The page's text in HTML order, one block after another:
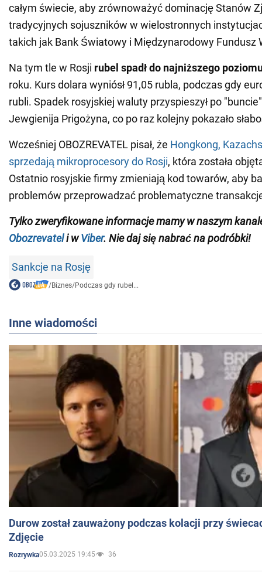
całym świecie, aby zrównoważyć dominację Stanów
tradycyjnych sojuszników w wielostronnych
takich jak Bank Światowy i Międzynarodowy Fundusz
Na tym tle w Rosji rubel spadł do najniższego
roku. Kurs dolara wyniósł 91,05 rubla, podczas gdy
rubli. Spadek rosyjskiej waluty przyspieszył po
Jewgienija Prigożyna, co po raz kolejny pokazało
Wcześniej OBOZREVATEL pisał, że Hongkong,
sprzedają mikroprocesory do Rosji, która została
Ostatnio rosyjskie firmy zmieniają kod towarów, aby
problemów przeprowadzać problematyczne
Tylko zweryfikowane informacje mamy w naszym
Obozrevateli wViber. Nie daj się nabrać na podróbki!
Sankcje na Rosję
/Biznes/Podczas gdy rubel...
Inne wiadomości
Durow został zauważony podczas kolacji przy
Zdjęcie
Rozrywka05.03.2025 19:45 36